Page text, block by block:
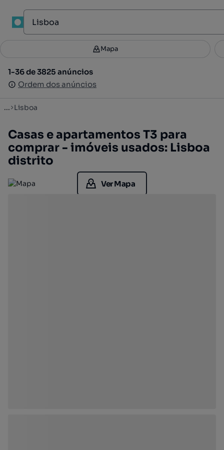
Filtros 3
1-36 de 3825 anúncios
Ordem dos anúncios
Mapa
1-36 de 3825 anúncios
Ordem dos anúncios
... Lisboa
Casas e apartamentos T3 para
comprar - imóveis usados: Lisboa
distrito
Ver Mapa